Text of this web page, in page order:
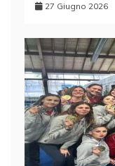
27 Giugno 2026